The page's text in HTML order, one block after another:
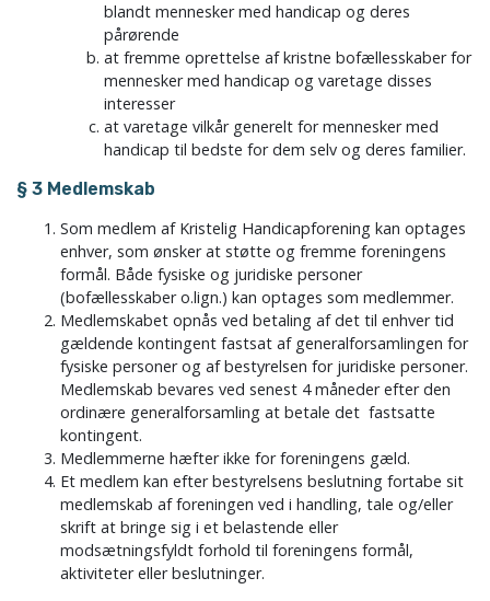
blandt mennesker med handicap og deres
pårørende
at fremme oprettelse af kristne bofællesskaber for
mennesker med handicap og varetage disses
interesser
at varetage vilkår generelt for mennesker med
handicap til bedste for dem selv og deres familier.
§ 3 Medlemskab
Som medlem af Kristelig Handicapforening kan optages
enhver, som ønsker at støtte og fremme foreningens
formål. Både fysiske og juridiske personer
(bofællesskaber o.lign.) kan optages som medlemmer.
Medlemskabet opnås ved betaling af det til enhver tid
gældende kontingent fastsat af generalforsamlingen for
fysiske personer og af bestyrelsen for juridiske personer.
Medlemskab bevares ved senest 4 måneder efter den
ordinære generalforsamling at betale det fastsatte
kontingent.
Medlemmerne hæfter ikke for foreningens gæld.
Et medlem kan efter bestyrelsens beslutning fortabe sit
medlemskab af foreningen ved i handling, tale og/eller
skrift at bringe sig i et belastende eller
modsætningsfyldt forhold til foreningens formål,
aktiviteter eller beslutninger.